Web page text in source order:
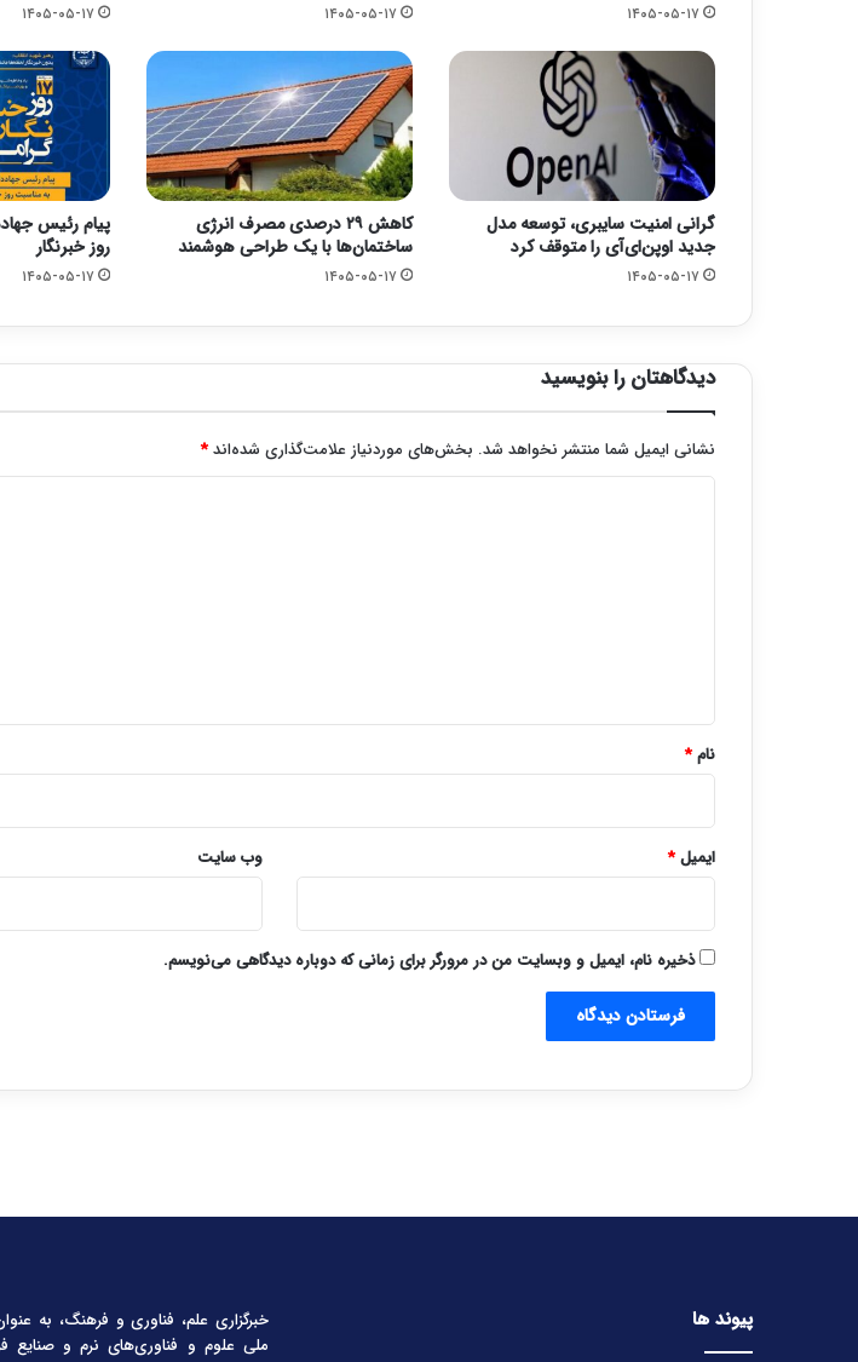
۱۴۰۵-۰۵-۱۷ ۱۴۰۵-۰۵-۱۷ ۱۴۰۵-۰۵-۱۷
گرانی امنیت سایبری، توسعه مدل
جدید اوپن‌ای‌آی را متوقف کرد
۱۴۰۵-۰۵-۱۷
کاهش ۲۹ درصدی مصرف انرژی
ساختمان‌ها با یک طراحی هوشمند
۱۴۰۵-۰۵-۱۷
پیام رئیس
روز خبرنگار
۱۴۰۵-۰۵-۱۷
دیدگاهتان را بنویسید
نشانی ایمیل شما منتشر نخواهد شد. بخش‌های موردنیاز علامت‌گذاری شده‌اند*
نام*
ایمیل* وب‌ سایت
ذخیره نام، ایمیل و وبسایت من در مرورگر برای زمانی که دوباره دیدگاهی می‌نویسم.
پیوند ها
خبرگزاری علم، فناوری و فرهنگ، به
ملی علوم و فناوری‌های نرم و صنایع